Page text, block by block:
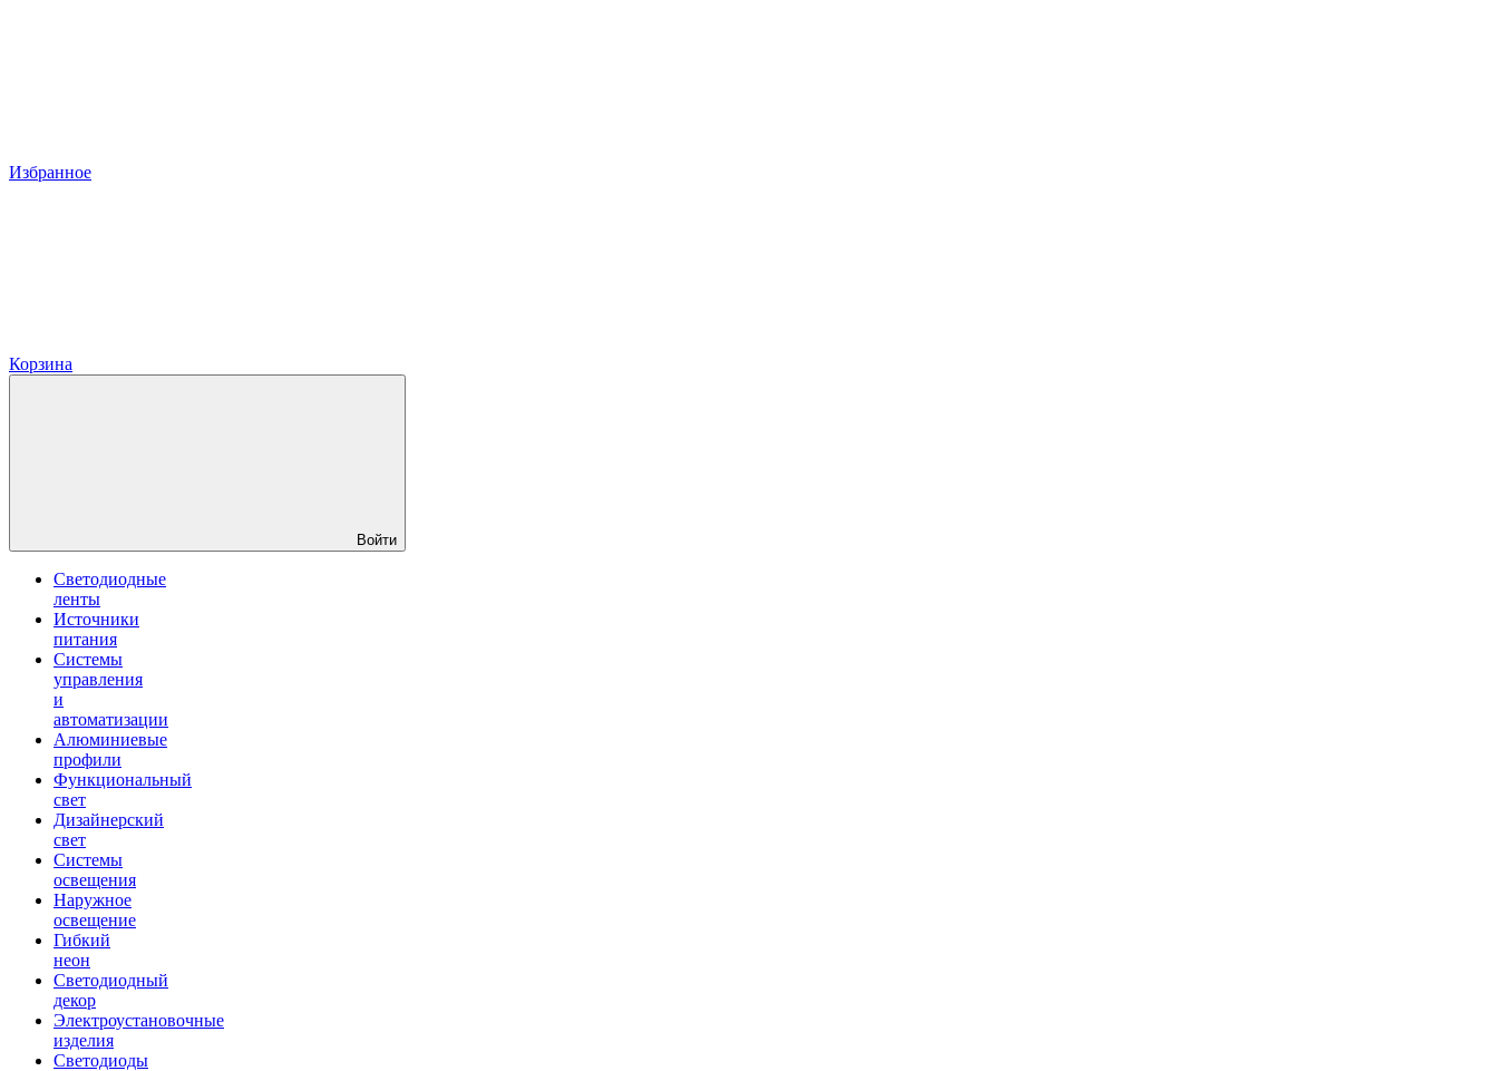
Избранное
Корзина
Войти
Светодиодные
ленты
Источники
питания
Системы
управления
и
автоматизации
Алюминиевые
профили
Функциональный
свет
Дизайнерский
свет
Системы
освещения
Наружное
освещение
Гибкий
неон
Светодиодный
декор
Электроустановочные
изделия
Светодиоды